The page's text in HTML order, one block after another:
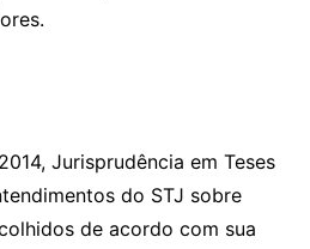
Jurisprudência em Teses
do STJ sobre
de acordo com sua